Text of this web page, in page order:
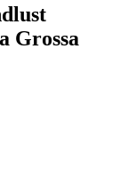
Grossa